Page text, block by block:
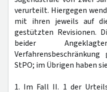
verurteilt. Hiergegen
mit ihren jeweils auf
gestützten Revisionen.
beider
StPO; im Übrigen haben
1. Im Fall II. 1 der